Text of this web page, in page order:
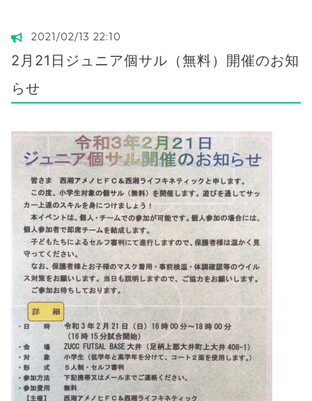
2021/02/13 22:10
2月21日ジュニア個サル（無料）開催のお知
らせ